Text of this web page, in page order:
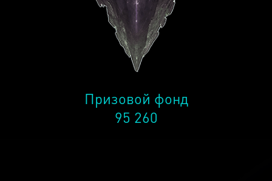
Призовой фонд
95 260